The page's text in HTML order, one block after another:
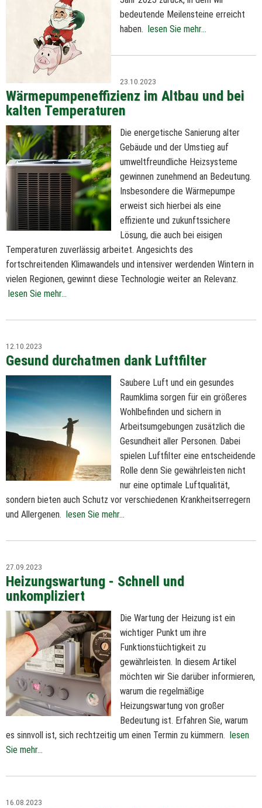
bedeutende Meilensteine erreicht
haben. lesen Sie mehr...
23.10.2023
Wärmepumpeneffizienz im Altbau und bei
kalten Temperaturen
Die energetische Sanierung alter
Gebäude und der Umstieg auf
umweltfreundliche Heizsysteme
gewinnen zunehmend an Bedeutung.
Insbesondere die Wärmepumpe
erweist sich hierbei als eine
effiziente und zukunftssichere
Lösung, die auch bei eisigen
Temperaturen zuverlässig arbeitet. Angesichts des
fortschreitenden Klimawandels und intensiver werdenden Wintern in
vielen Regionen, gewinnt diese Technologie weiter an Relevanz.
lesen Sie mehr...
12.10.2023
Gesund durchatmen dank Luftfilter
Saubere Luft und ein gesundes
Raumklima sorgen für ein größeres
Wohlbefinden und sichern in
Arbeitsumgebungen zusätzlich die
Gesundheit aller Personen. Dabei
spielen Luftfilter eine entscheidende
Rolle denn Sie gewährleisten nicht
nur eine optimale Luftqualität,
sondern bieten auch Schutz vor verschiedenen Krankheitserregern
und Allergenen. lesen Sie mehr...
27.09.2023
Heizungswartung - Schnell und
unkompliziert
Die Wartung der Heizung ist ein
wichtiger Punkt um ihre
Funktionstüchtigkeit zu
gewährleisten. In diesem Artikel
möchten wir Sie darüber informieren,
warum die regelmäßige
Heizungswartung von großer
Bedeutung ist. Erfahren Sie, warum
es sinnvoll ist, sich rechtzeitig um einen Termin zu kümmern. lesen
Sie mehr...
16.08.2023